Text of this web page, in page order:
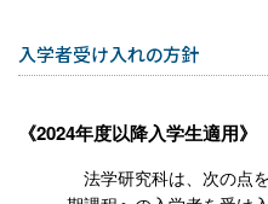
入学者受け入れの方針
2024年度以降入学生適用
法学研究科は、次の点